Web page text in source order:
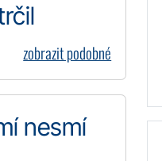
zobrazit podobné
nesmí